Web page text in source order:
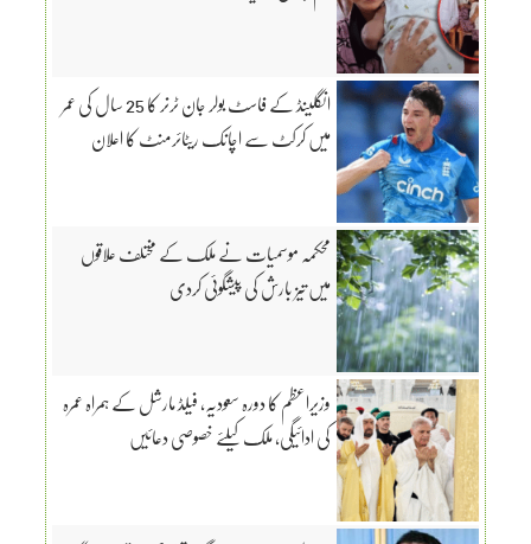
انگلینڈ کے فاسٹ بولر جان ٹرنر کا 25 سال کی عمر
میں کرکٹ سے اچانک ریٹائرمنٹ کا اعلان
محکمہ موسمیات نے ملک کے مختلف علاقوں
میں تیز بارش کی پیشگوئی کردی
وزیراعظم کا دورہ سعودیہ، فیلڈ مارشل کے ہمراہ عمرہ
کی ادائیگی، ملک کیلئے خصوصی دعائیں